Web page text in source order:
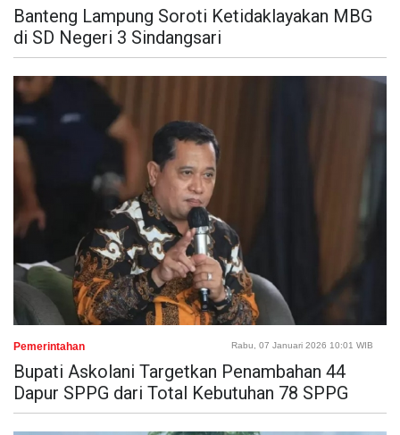
Banteng Lampung Soroti Ketidaklayakan MBG
di SD Negeri 3 Sindangsari
Pemerintahan Rabu, 07 Januari 2026 10:01 WIB
Bupati Askolani Targetkan Penambahan 44
Dapur SPPG dari Total Kebutuhan 78 SPPG